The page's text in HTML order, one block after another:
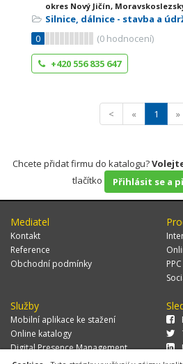
okres Nový Jičín,
Silnice, dálnice - stavba a
0
(0 hodnocení)
+420 556 835 647
< « 1 »
Chcete přidat firmu do katalogu?Volejte
tlačítko
Přihlásit se a
Mediatel
Kontakt
Reference
Obchodní podmínky
Služby
Mobilní aplikace ke stažení
Online katalogy
Digital Presence Management
Více zákazníků